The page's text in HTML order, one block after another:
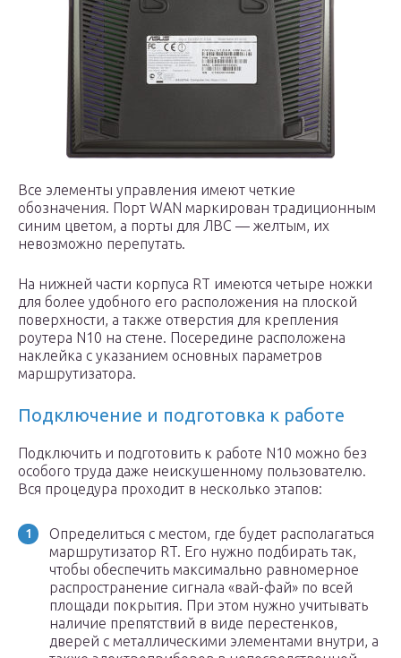
Все элементы управления имеют четкие
обозначения. Порт WAN маркирован традиционным
синим цветом, а порты для ЛВС — желтым, их
невозможно перепутать.
На нижней части корпуса RT имеются четыре ножки
для более удобного его расположения на плоской
поверхности, а также отверстия для крепления
роутера N10 на стене. Посередине расположена
наклейка с указанием основных параметров
маршрутизатора.
Подключение и подготовка к работе
Подключить и подготовить к работе N10 можно без
особого труда даже неискушенному пользователю.
Вся процедура проходит в несколько этапов:
Определиться с местом, где будет располагаться
маршрутизатор RT. Его нужно подбирать так,
чтобы обеспечить максимально равномерное
распространение сигнала «вай-фай» по всей
площади покрытия. При этом нужно учитывать
наличие препятствий в виде перестенков,
дверей с металлическими элементами внутри, а